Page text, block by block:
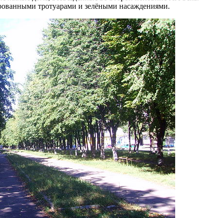
тротуарами и зелёными насаждениями.